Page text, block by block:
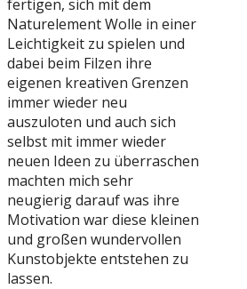
fertigen, sich mit dem
Naturelement Wolle in einer
Leichtigkeit zu spielen und
dabei beim Filzen ihre
eigenen kreativen Grenzen
immer wieder neu
auszuloten und auch sich
selbst mit immer wieder
neuen Ideen zu überraschen
machten mich sehr
neugierig darauf was ihre
Motivation war diese kleinen
und großen wundervollen
Kunstobjekte entstehen zu
lassen.